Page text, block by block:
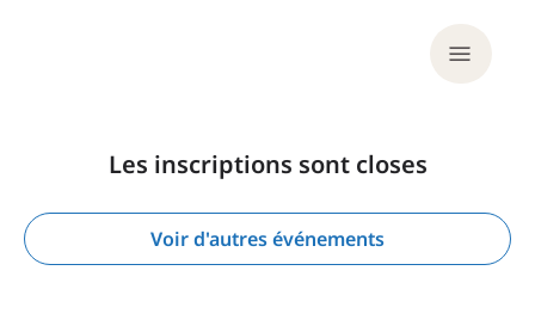
Les inscriptions sont closes
Voir d'autres événements